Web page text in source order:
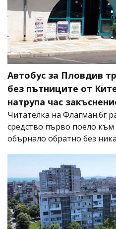
Автобус за Пловдив
без пътниците от
натрупа час
Читателка на Флагман.бг
средство първо поело към
обърнало обратно без